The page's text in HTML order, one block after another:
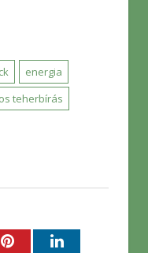
energia
teherbírás
PinterestLinkedIn